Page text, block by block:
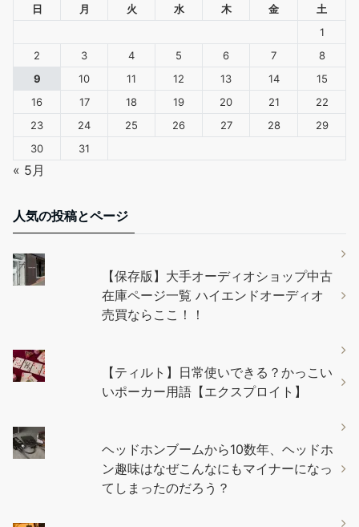
日 月 火 水 木 金
土
1
2
3 4 5 6 7
8
9
10 11 12 13 14
15
16
17 18 19 20 21
22
23
24 25 26 27 28
29
30
31
« 5月
人気の投稿とページ
【保存版】大手オーディオショップ中古
在庫ページ一覧 ハイエンドオーディオ
売買ならここ！！
【ティルト】日常使いできる？かっこい
いポーカー用語【エクスプロイト】
ヘッドホンブームから10数年、ヘッドホ
ン趣味はなぜこんなにもマイナーになっ
てしまったのだろう？